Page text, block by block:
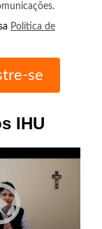
Política de
IHU